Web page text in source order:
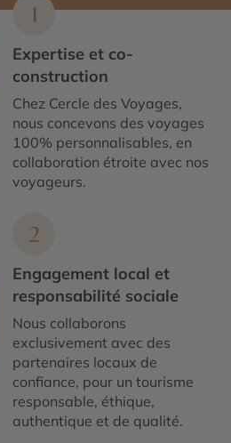
1
Expertise et co-
construction
Chez Cercle des Voyages,
nous concevons des voyages
100% personnalisables, en
collaboration étroite avec nos
voyageurs.
2
Engagement local et
responsabilité sociale
Nous collaborons
exclusivement avec des
partenaires locaux de
confiance, pour un tourisme
responsable, éthique,
authentique et de qualité.